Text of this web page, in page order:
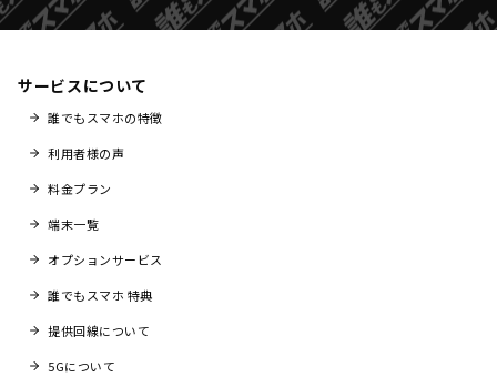
サービスについて
誰でもスマホの特徴
利用者様の声
料金プラン
端末一覧
オプションサービス
誰でもスマホ 特典
提供回線について
5Gについて